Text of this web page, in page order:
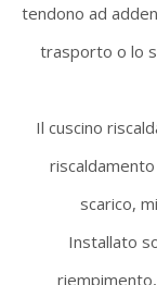
tendono ad
trasporto o lo
Il cuscino
scarico,
Installato